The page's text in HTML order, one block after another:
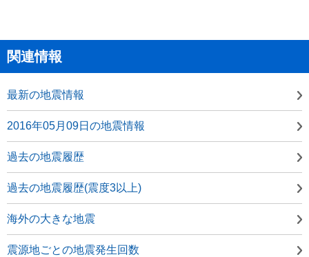
関連情報
最新の地震情報
2016年05月09日の地震情報
過去の地震履歴
過去の地震履歴(震度3以上)
海外の大きな地震
震源地ごとの地震発生回数